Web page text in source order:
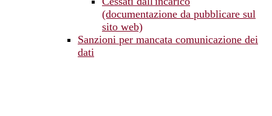
(documentazione da pubblicare sul
sito web)
Sanzioni per mancata comunicazione dei
dati